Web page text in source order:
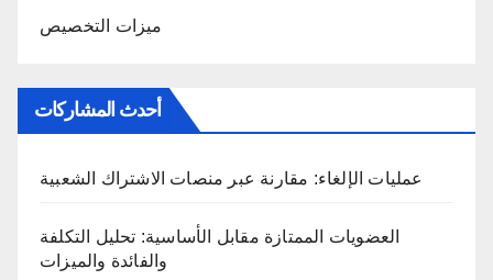
ميزات التخصيص
أحدث المشاركات
عمليات الإلغاء: مقارنة عبر منصات الاشتراك الشعبية
العضويات الممتازة مقابل الأساسية: تحليل التكلفة
والفائدة والميزات